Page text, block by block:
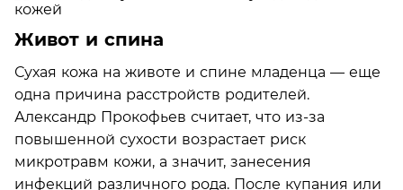
Живот и спина
Сухая кожа на животе и спине младенца — еще
одна причина расстройств родителей.
Александр Прокофьев считает, что из-за
повышенной сухости возрастает риск
микротравм кожи, а значит, занесения
инфекций различного рода. После купания или